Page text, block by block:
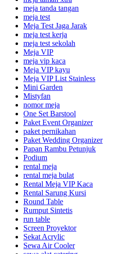
meja tanda tangan
meja test
Meja Test Jaga Jarak
meja test kerja
meja test sekolah
Meja VIP
meja vip kaca
Meja VIP kayu
Meja VIP List Stainless
Mini Garden
Mistyfan
nomor meja
One Set Barstool
Paket Event Organizer
paket pernikahan
Paket Wedding Organizer
Papan Rambu Petunjuk
Podium
rental meja
rental meja bulat
Rental Meja VIP Kaca
Rental Sarung Kursi
Round Table
Rumput Sintetis
run table
Screen Proyektor
Sekat Acrylic
Sewa Air Cooler